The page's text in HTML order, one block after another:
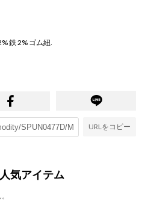
鉄 2% ゴム紐.
URLをコピー
気アイテム